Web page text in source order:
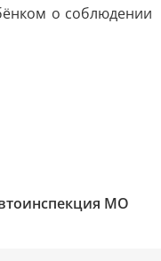
о соблюдении
МО